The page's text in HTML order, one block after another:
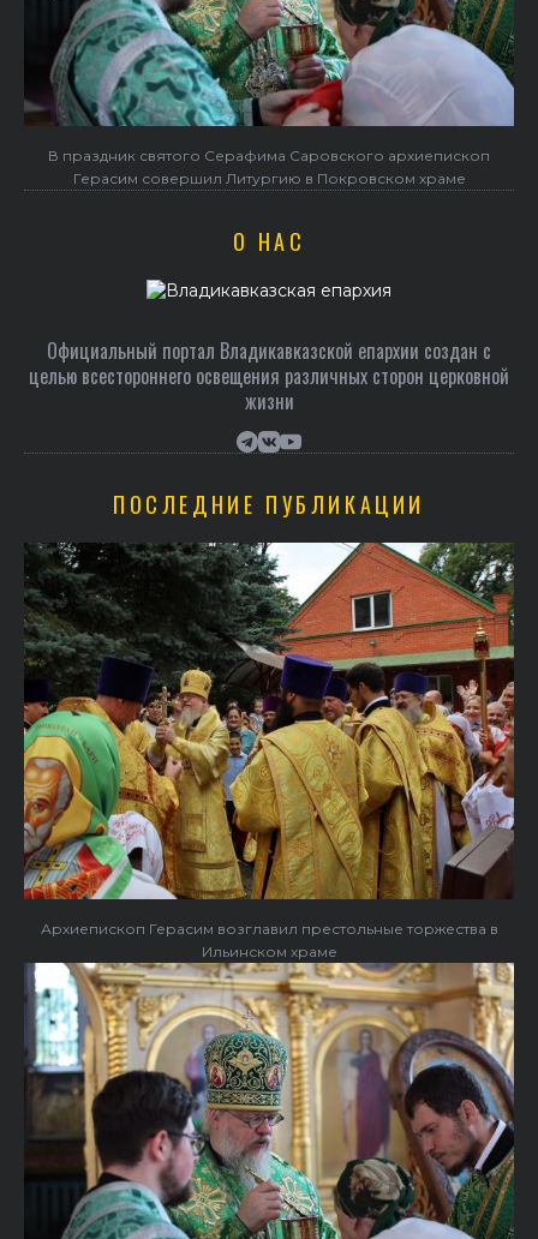
Объявлен набор в Центр подготовки церковных специалистов
О НАС
Официальный портал Владикавказской епархии создан c
целью всестороннего освещения различных сторон церковной
жизни
ПОСЛЕДНИЕ ПУБЛИКАЦИИ
Архиепископ Герасим возглавил престольные торжества в
Ильинском храме